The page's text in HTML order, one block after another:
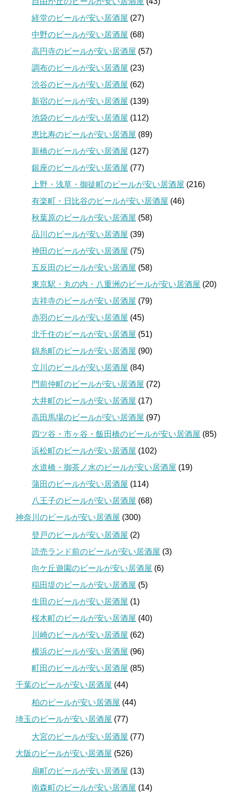
経堂のビールが安い居酒屋 (27)
中野のビールが安い居酒屋 (68)
高円寺のビールが安い居酒屋 (57)
調布のビールが安い居酒屋 (23)
渋谷のビールが安い居酒屋 (62)
新宿のビールが安い居酒屋 (139)
池袋のビールが安い居酒屋 (112)
恵比寿のビールが安い居酒屋 (89)
新橋のビールが安い居酒屋 (127)
銀座のビールが安い居酒屋 (77)
上野・浅草・御徒町のビールが安い居酒屋 (216)
有楽町・日比谷のビールが安い居酒屋 (46)
秋葉原のビールが安い居酒屋 (58)
品川のビールが安い居酒屋 (39)
神田のビールが安い居酒屋 (75)
五反田のビールが安い居酒屋 (58)
東京駅・丸の内・八重洲のビールが安い居酒屋 (20)
吉祥寺のビールが安い居酒屋 (79)
赤羽のビールが安い居酒屋 (45)
北千住のビールが安い居酒屋 (51)
錦糸町のビールが安い居酒屋 (90)
立川のビールが安い居酒屋 (84)
門前仲町のビールが安い居酒屋 (72)
大井町のビールが安い居酒屋 (17)
高田馬場のビールが安い居酒屋 (97)
四ツ谷・市ヶ谷・飯田橋のビールが安い居酒屋 (85)
浜松町のビールが安い居酒屋 (102)
水道橋・御茶ノ水のビールが安い居酒屋 (19)
蒲田のビールが安い居酒屋 (114)
八王子のビールが安い居酒屋 (68)
神奈川のビールが安い居酒屋 (300)
登戸のビールが安い居酒屋 (2)
読売ランド前のビールが安い居酒屋 (3)
向ケ丘遊園のビールが安い居酒屋 (6)
稲田堤のビールが安い居酒屋 (5)
生田のビールが安い居酒屋 (1)
桜木町のビールが安い居酒屋 (40)
川崎のビールが安い居酒屋 (62)
横浜のビールが安い居酒屋 (96)
町田のビールが安い居酒屋 (85)
千葉のビールが安い居酒屋 (44)
柏のビールが安い居酒屋 (44)
埼玉のビールが安い居酒屋 (77)
大宮のビールが安い居酒屋 (77)
大阪のビールが安い居酒屋 (526)
扇町のビールが安い居酒屋 (13)
南森町のビールが安い居酒屋 (14)